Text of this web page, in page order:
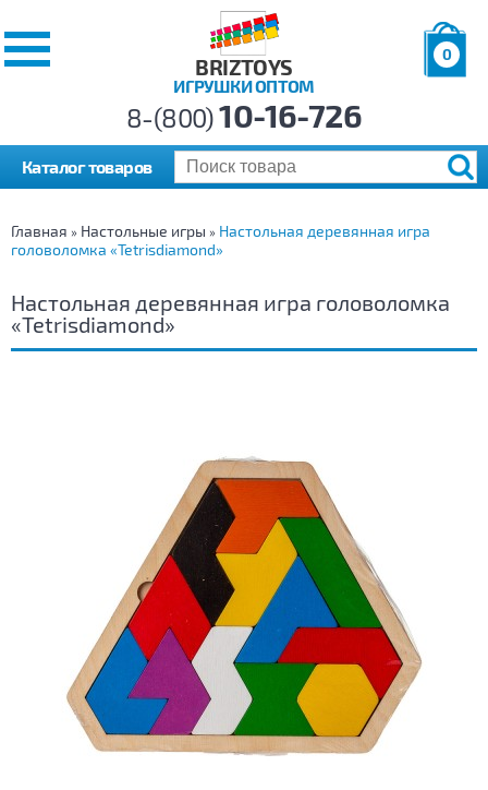
BRIZTOYS
ИГРУШКИ ОПТОМ
0
р.
8-(800)10-16-726
Каталог товаров
Главная » Настольные игры » Настольная деревянная игра
головоломка «Tetrisdiamond»
Настольная деревянная игра головоломка
«Tetrisdiamond»